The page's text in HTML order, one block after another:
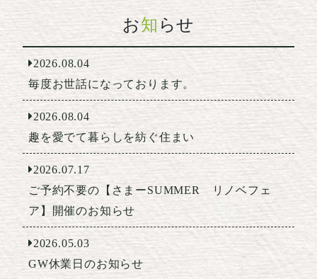
お知 らせ
2026.08.04
毎度お世話になっております。
2026.08.04
趣を愛でて暮らしを紡ぐ住まい
2026.07.17
ご予約不要の【さまーSUMMER リノベフェ
ア】開催のお知らせ
2026.05.03
GW休業日のお知らせ